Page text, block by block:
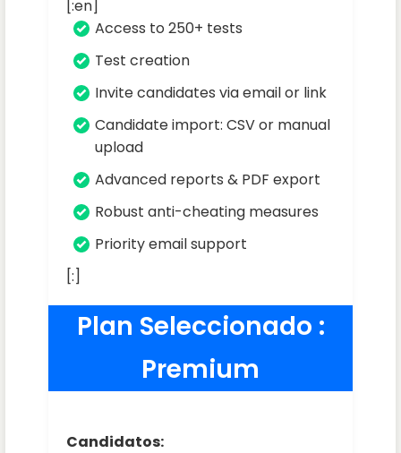
[:en]
Access to 250+ tests
Test creation
Invite candidates via email or link
Candidate import: CSV or manual
upload
Advanced reports & PDF export
Robust anti-cheating measures
Priority email support
[:]
Plan Seleccionado :
Premium
Candidatos: